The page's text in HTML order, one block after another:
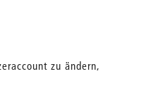
zu ändern,